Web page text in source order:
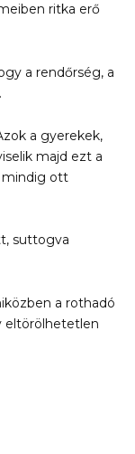
ritka erő
a rendőrség, a
a gyerekek,
majd ezt a
mindig ott
suttogva
a rothadó
eltörölhetetlen